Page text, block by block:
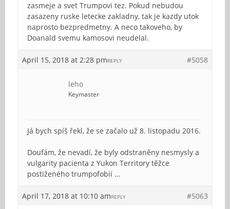
zasmeje a svet Trumpovi tez. Pokud nebudou
zasazeny ruske letecke zakladny, tak je kazdy utok
naprosto bezpredmetny. A neco takoveho, by
Doanald svemu kamosovi neudelal.
April 15, 2018 at 2:28 pm #5058
REPLY
leho
Keymaster
Já bych spíš řekl, že se začalo už 8. listopadu 2016.
Doufám, že nevadí, že byly odstraněny nesmysly a
vulgarity pacienta z Yukon Territory těžce
postiženého trumpofobií …
April 17, 2018 at 10:10 am #5063
REPLY